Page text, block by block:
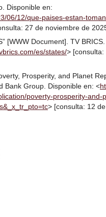
Disponible en:
06/12/que-paises-estan-
27 de noviembre de
[WWW Document]. TV
es/states/> [consulta:
Prosperity, and Planet
Bank Group. Disponible en: <
poverty-prosperity-and-
> [consulta: 12